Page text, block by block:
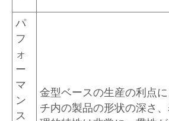
パ
フ
ォ
ー
マ
ン
ス
金型ベースの生産の利点
チ内の製品の形状の深さ